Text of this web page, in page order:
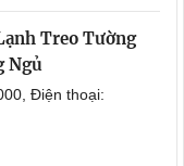
Treo Tường
Ngủ
Điện thoại: